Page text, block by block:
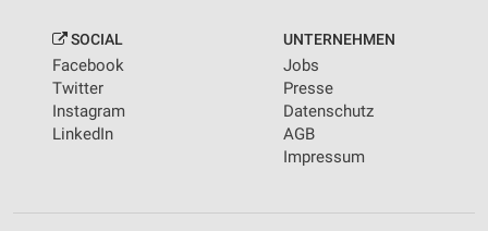
SOCIAL
Facebook
Twitter
Instagram
LinkedIn
UNTERNEHMEN
Jobs
Presse
Datenschutz
AGB
Impressum